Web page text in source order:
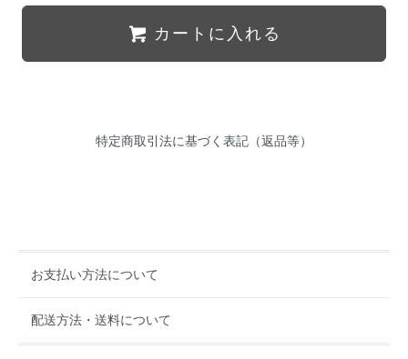
カートに入れる
特定商取引法に基づく表記（返品等）
お支払い方法について
配送方法・送料について